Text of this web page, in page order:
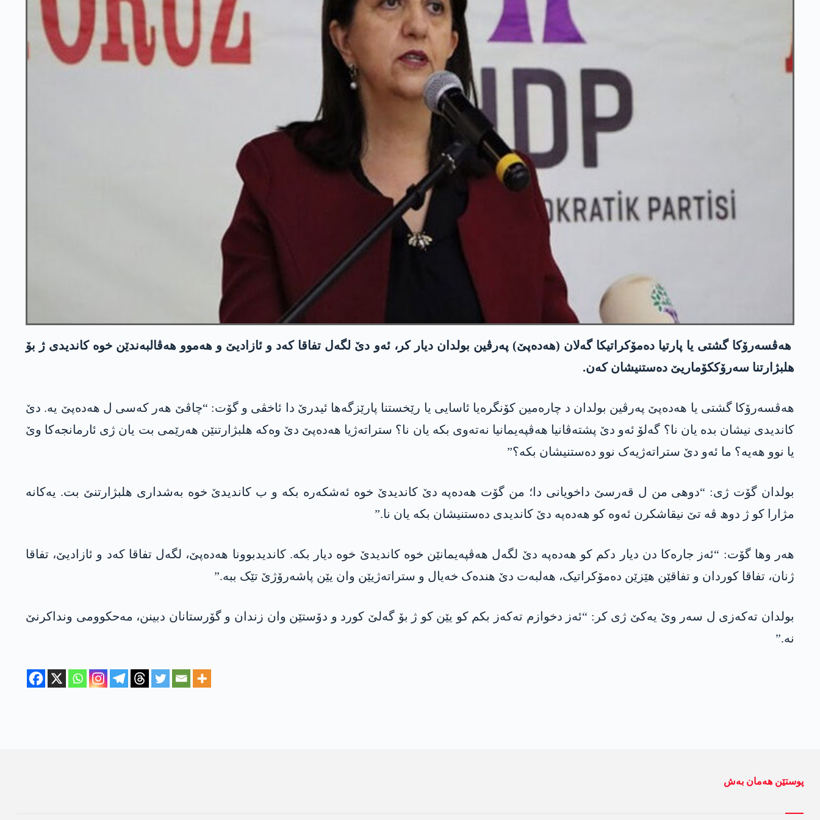
ھەڤسەرۆکا گشتی یا پارتیا دەمۆکراتیکا گەلان (ھەدەپێ) پەرڤین بولدان دیار کر، ئەو دێ لگەل تفاقا کەد و ئازادیێ و ھەموو ھەڤالبەندێن خوە کاندیدی ژ بۆ
ھلبژارتنا سەرۆککۆماریێ دەستنیشان کەن.
ھەڤسەرۆکا گشتی یا ھەدەپێ پەرڤین بولدان د چارەمین کۆنگرەیا ئاسایی یا رێخستنا پارێزگەھا ئیدرێ دا ئاخڤی و گۆت: “چاڤێ ھەر کەسی ل ھەدەپێ یە. دێ
کاندیدی نیشان بدە یان نا؟ گەلۆ ئەو دێ پشتەڤانیا ھەڤپەیمانیا نەتەوی بکە یان نا؟ ستراتەژیا ھەدەپێ دێ وەکە ھلبژارتنێن ھەرێمی بت یان ژی ئارمانجەکا وێ
یا نوو ھەیە؟ ما ئەو دێ ستراتەژیەک نوو دەستنیشان بکە؟”
بولدان گۆت ژی: “دوھی من ل قەرسێ داخویانی دا؛ من گۆت ھەدەپە دێ کاندیدێ خوە ئەشکەرە بکە و ب کاندیدێ خوە بەشداری ھلبژارتنێ بت. یەکانە
مژارا کو ژ دوھ ڤە تێ نیقاشکرن ئەوە کو ھەدەپە دێ کاندیدی دەستنیشان بکە یان نا.”
ھەر وھا گۆت: “ئەز جارەکا دن دیار دکم کو ھەدەپە دێ لگەل هەڤپەیمانێن خوە کاندیدێ خوە دیار بکە. کاندیدبوونا ھەدەپێ، لگەل تفاقا کەد و ئازادیێ، تفاقا
ژنان، تفاقا کوردان و تفاقێن ھێزێن دەمۆکراتیک، ھەلبەت دێ ھندەک خەیال و ستراتەژیێن وان یێن پاشەرۆژێ تێک ببە.”
بولدان تەکەزی ل سەر وێ یەکێ ژی کر: “ئەز دخوازم تەکەز بکم کو یێن کو ژ بۆ گەلێ کورد و دۆستێن وان زندان و گۆرستانان دبینن، مەحکوومی ونداکرنێ
نە.”
پوستێن ھەمان بەش